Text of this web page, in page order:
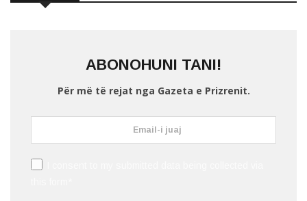
ABONOHUNI TANI!
Për më të rejat nga Gazeta e Prizrenit.